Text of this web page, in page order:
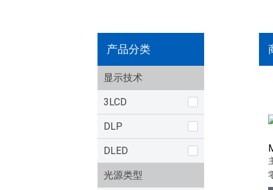
产品分类
显示技术
3LCD
DLP
DLED
光源类型